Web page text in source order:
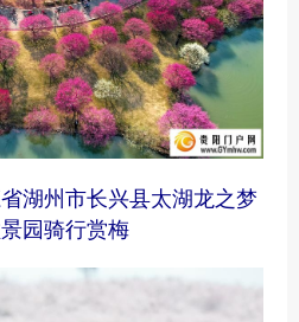
湖州市长兴县太湖龙之梦
园骑行赏梅